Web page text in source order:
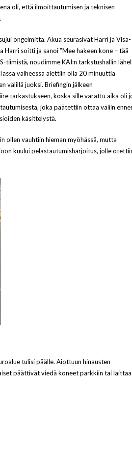
oli, että ilmoittautumisen ja teknisen
ongelmitta. Akua seurasivat Harri ja Visa-
soitti ja sanoi ”Mee hakeen kone – tää
tiimistä, noudimme KAI:n tarkstushallin
vaiheessa alettiin olla 20 minuuttia
välillä juoksi. Briefingin jälkeen
tarkastukseen, koska sille varattu aika oli
joka päätettiin ottaa väliin
käsittelystä.
ollen vauhtiin hieman myöhässä, mutta
kuului pelastautumisharjoitus, jolle
tulisi päälle. Aiottuun hinausten
päättivät viedä koneet parkkiin tai laittaa